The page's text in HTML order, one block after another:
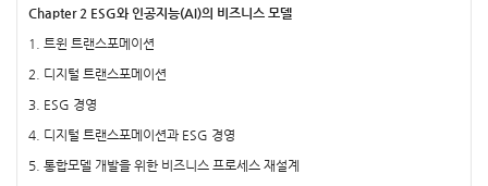
Chapter 2 ESG와 인공지능(AI)의 비즈니스 모델
1. 트윈 트랜스포메이션
2. 디지털 트랜스포메이션
3. ESG 경영
4. 디지털 트랜스포메이션과 ESG 경영
5. 통합모델 개발을 위한 비즈니스 프로세스 재설계